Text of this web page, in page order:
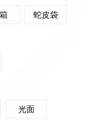
蛇皮袋
光面